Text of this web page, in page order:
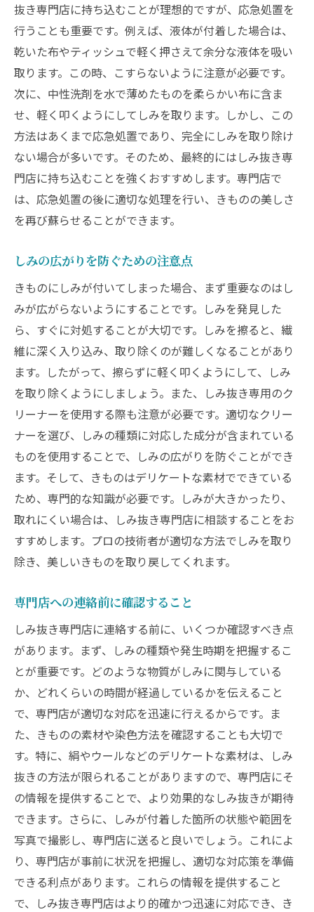
伝統的な技法との違い
技術者の経験とスキルの重要性
環境に優しいしみ抜きの取り組み
技術の進化がもたらすメリット
しみ抜き技術の今後の展望
きものの生地を守るしみ抜き専門店の技
生地に優しいしみ抜き方法
色落ちを防ぐための処理
デリケートな生地への対応
長持ちするきもののためのメンテナンス
しみ抜きと一緒に行うリペア技術
失敗しないしみ抜きのための注意点
自己判断で行うしみ抜きの危険性
しみの放置がもたらす影響
専用のクリーニング剤の選び方
専門家のアドバイスを受ける方法
しみ抜き前に避けるべき行動
プロのチェックリストを活用する
しみ抜き後のきもののケア方法
しみ抜き後の乾燥方法
保管時の注意点とポイント
防湿対策を徹底する
定期的なチェックとメンテナンス
きものの美しさを保つ収納方法
しみ抜き専門店だからできること
高度な技術の提供
お客様との信頼関係の構築
全体的なきものメンテナンスサービス
専門的なアドバイスの提供
きものの再生とリペア
顧客満足度の追求
抜き専門店に持ち込むことが理想的ですが、応急処置を
行うことも重要です。例えば、液体が付着した場合は、
乾いた布やティッシュで軽く押さえて余分な液体を吸い
取ります。この時、こすらないように注意が必要です。
次に、中性洗剤を水で薄めたものを柔らかい布に含ま
せ、軽く叩くようにしてしみを取ります。しかし、この
方法はあくまで応急処置であり、完全にしみを取り除け
ない場合が多いです。そのため、最終的にはしみ抜き専
門店に持ち込むことを強くおすすめします。専門店で
は、応急処置の後に適切な処理を行い、きものの美しさ
を再び蘇らせることができます。
しみの広がりを防ぐための注意点
きものにしみが付いてしまった場合、まず重要なのはし
みが広がらないようにすることです。しみを発見した
ら、すぐに対処することが大切です。しみを擦ると、繊
維に深く入り込み、取り除くのが難しくなることがあり
ます。したがって、擦らずに軽く叩くようにして、しみ
を取り除くようにしましょう。また、しみ抜き専用のク
リーナーを使用する際も注意が必要です。適切なクリー
ナーを選び、しみの種類に対応した成分が含まれている
ものを使用することで、しみの広がりを防ぐことができ
ます。そして、きものはデリケートな素材でできている
ため、専門的な知識が必要です。しみが大きかったり、
取れにくい場合は、しみ抜き専門店に相談することをお
すすめします。プロの技術者が適切な方法でしみを取り
除き、美しいきものを取り戻してくれます。
専門店への連絡前に確認すること
しみ抜き専門店に連絡する前に、いくつか確認すべき点
があります。まず、しみの種類や発生時期を把握するこ
とが重要です。どのような物質がしみに関与している
か、どれくらいの時間が経過しているかを伝えること
で、専門店が適切な対応を迅速に行えるからです。ま
た、きものの素材や染色方法を確認することも大切で
す。特に、絹やウールなどのデリケートな素材は、しみ
抜きの方法が限られることがありますので、専門店にそ
の情報を提供することで、より効果的なしみ抜きが期待
できます。さらに、しみが付着した箇所の状態や範囲を
写真で撮影し、専門店に送ると良いでしょう。これによ
り、専門店が事前に状況を把握し、適切な対応策を準備
できる利点があります。これらの情報を提供すること
で、しみ抜き専門店はより的確かつ迅速に対応でき、き